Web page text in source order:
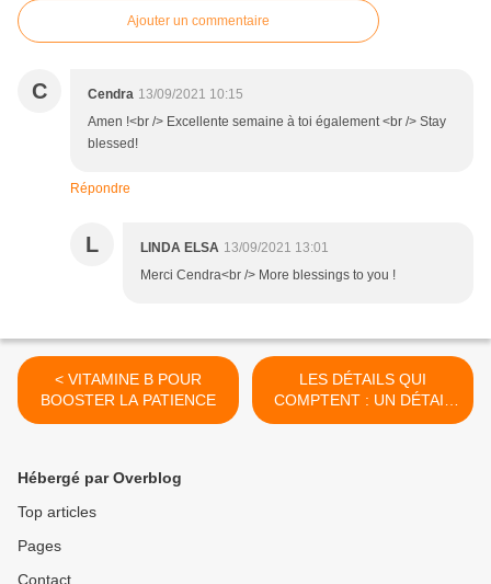
Ajouter un commentaire
C Cendra 13/09/2021 10:15
Amen !<br /> Excellente semaine à toi également <br /> Stay
blessed!
Répondre
L LINDA ELSA 13/09/2021 13:01
Merci Cendra<br /> More blessings to you !
< VITAMINE B POUR
BOOSTER LA PATIENCE
LES DÉTAILS QUI
COMPTENT : UN DÉTAIL
DIVIN ! >
Hébergé par Overblog
Top articles
Pages
Contact